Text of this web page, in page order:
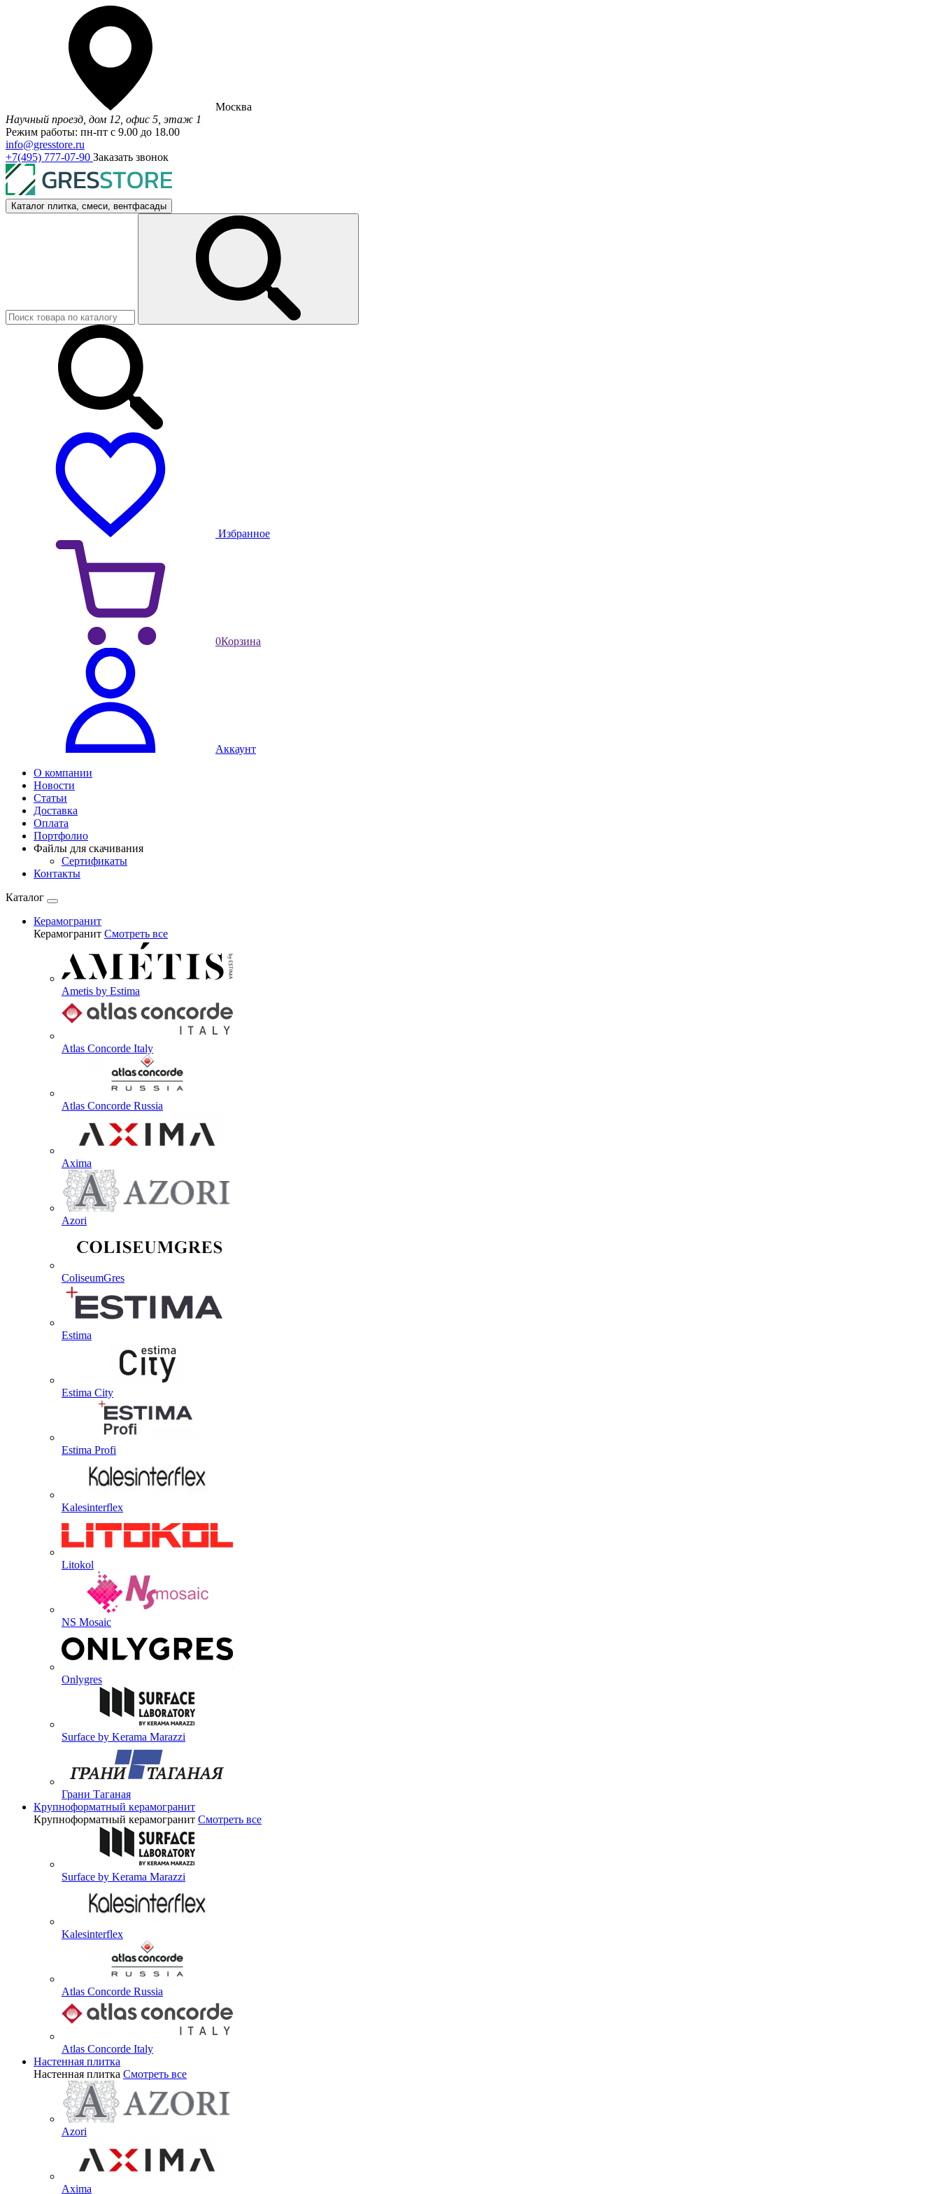
Москва
Научный проезд, дом 12, офис 5, этаж 1
Режим работы: пн-пт с 9.00 до 18.00
info@gresstore.ru
+7(495) 777-07-90 Заказать звонок
Каталог плитка, смеси, вентфасады
Избранное
0Корзина
Аккаунт
О компании
Новости
Статьи
Доставка
Оплата
Портфолио
Файлы для скачивания
Сертификаты
Контакты
Каталог
Керамогранит
Керамогранит Смотреть все
Ametis by Estima
Atlas Concorde Italy
Atlas Concorde Russia
Axima
Azori
ColiseumGres
Estima
Estima City
Estima Profi
Kalesinterflex
Litokol
NS Mosaic
Onlygres
Surface by Kerama Marazzi
Грани Таганая
Крупноформатный керамогранит
Крупноформатный керамогранит Смотреть все
Surface by Kerama Marazzi
Kalesinterflex
Atlas Concorde Russia
Atlas Concorde Italy
Настенная плитка
Настенная плитка Смотреть все
Azori
Axima